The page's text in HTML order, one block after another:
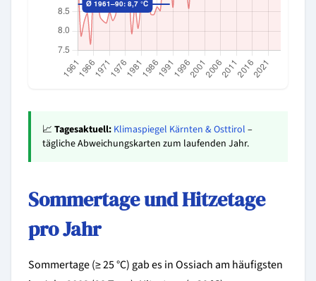
📈 Tagesaktuell: Klimaspiegel Kärnten & Osttirol –
tägliche Abweichungskarten zum laufenden Jahr.
Sommertage und Hitzetage
pro Jahr
Sommertage (≥ 25 °C) gab es in Ossiach am häufigsten